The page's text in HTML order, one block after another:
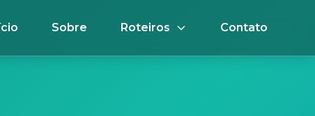
Sobre Roteiros Contato